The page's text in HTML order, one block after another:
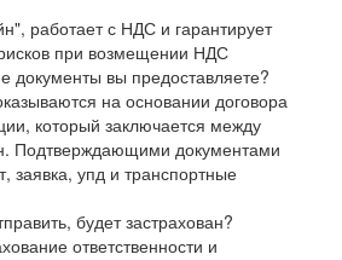
работает с НДС и гарантирует
при возмещении НДС
документы вы предоставляете?
на основании договора
который заключается между
Подтверждающими документами
заявка, упд и транспортные
будет застрахован?
ответственности и